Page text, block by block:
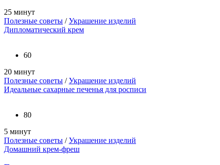
25 минут
Полезные советы /Украшение изделий
Дипломатический крем
60
20 минут
Полезные советы /Украшение изделий
Идеальные сахарные печенья для росписи
80
5 минут
Полезные советы /Украшение изделий
Домашний крем-фреш